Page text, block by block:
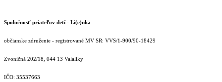
Spoločnosť priateľov detí - Li(e)nka
občianske združenie - registrované MV SR: VVS/1-900/90-18429
Zvoničná 202/18, 044 13 Valaliky
IČO: 35537663